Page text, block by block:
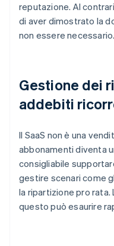
reputazione. Al
di aver dimostrato la
non essere necessario.
Gestione dei
addebiti
Il SaaS non è una
abbonamenti diventa
consigliabile
gestire scenari come
la ripartizione pro
questo può esaurire